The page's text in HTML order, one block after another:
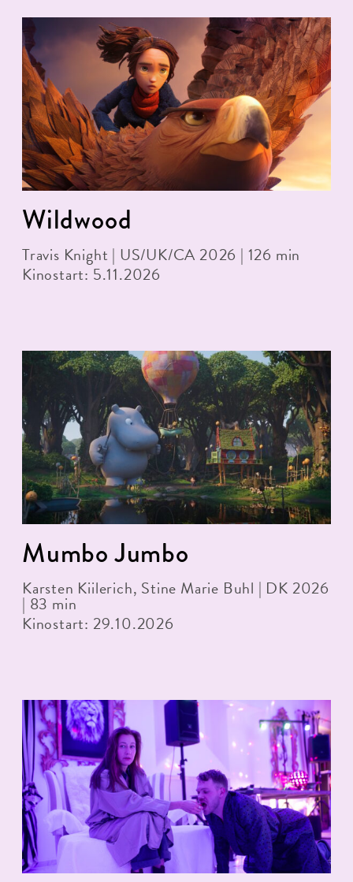
Wildwood
Travis Knight | US/UK/CA 2026 | 126 min
Kinostart: 5.11.2026
Mumbo Jumbo
Karsten Kiilerich, Stine Marie Buhl | DK 2026
| 83 min
Kinostart: 29.10.2026